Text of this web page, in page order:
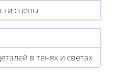
сцены
в тенях и светах